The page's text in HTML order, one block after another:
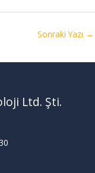
Sonraki Yazı →
Ltd. Şti.